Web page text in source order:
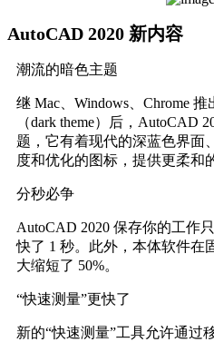
AutoCAD 2020 新内容
潮流的暗色主题
继 Mac、Windows、Chrome
（dark theme）后，AutoCAD
题，它有着现代的深蓝色界面
度和优化的图标，提供更柔和
分秒必争
AutoCAD 2020 保存你的工
快了 1 秒。此外，本体软件在
大缩短了 50%。
“快速测量”更快了
新的“快速测量”工具允许通过